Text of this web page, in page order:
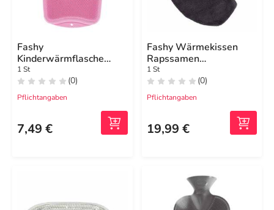
Fashy
Kinderwärmflasche
Halblamelle rosa
1 St
(0)
Pflichtangaben
7,49 €
Fashy Wärmekissen
Rapssamen
Flausch.Kragen 6351
21
1 St
(0)
Pflichtangaben
19,99 €